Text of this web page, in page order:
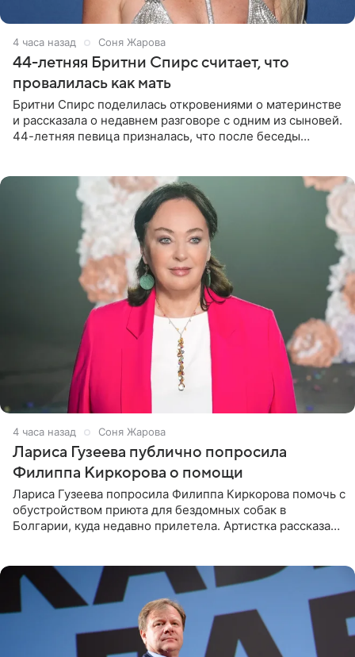
4 часа назад Соня Жарова
44-летняя Бритни Спирс считает, что
провалилась как мать
Бритни Спирс поделилась откровениями о материнстве
и рассказала о недавнем разговоре с одним из сыновей.
44-летняя певица призналась, что после беседы
4 часа назад Соня Жарова
Лариса Гузеева публично попросила
Филиппа Киркорова о помощи
Лариса Гузеева попросила Филиппа Киркорова помочь с
обустройством приюта для бездомных собак в
Болгарии, куда недавно прилетела. Артистка рассказала